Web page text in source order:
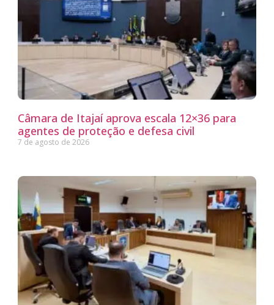
Câmara de Itajaí aprova escala 12×36 para
agentes de proteção e defesa civil
7 de agosto de 2026